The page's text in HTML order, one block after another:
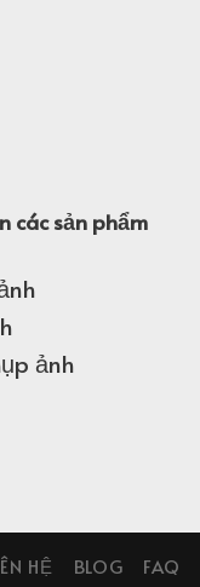
các sản phẩm
ảnh
HỆ BLOG FAQ